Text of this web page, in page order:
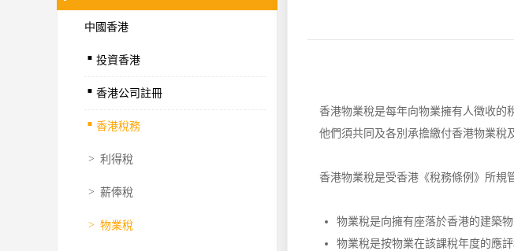
中國香港
. 投資香港
. 香港公司註冊
. 香港稅務
> 利得稅
> 薪俸稅
> 物業稅
香港物業稅是每年向物業擁有人徵收的
他們須共同及各別承擔繳付香港物業稅
香港物業稅是受香港《稅務條例》所規
物業稅是向擁有座落於香港的建築
物業稅是按物業在該課稅年度的應